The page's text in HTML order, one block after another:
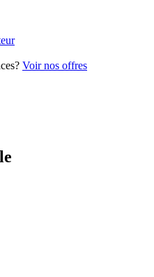
Voir nos offres